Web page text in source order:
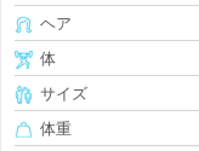
ヘア
体
サイズ
体重